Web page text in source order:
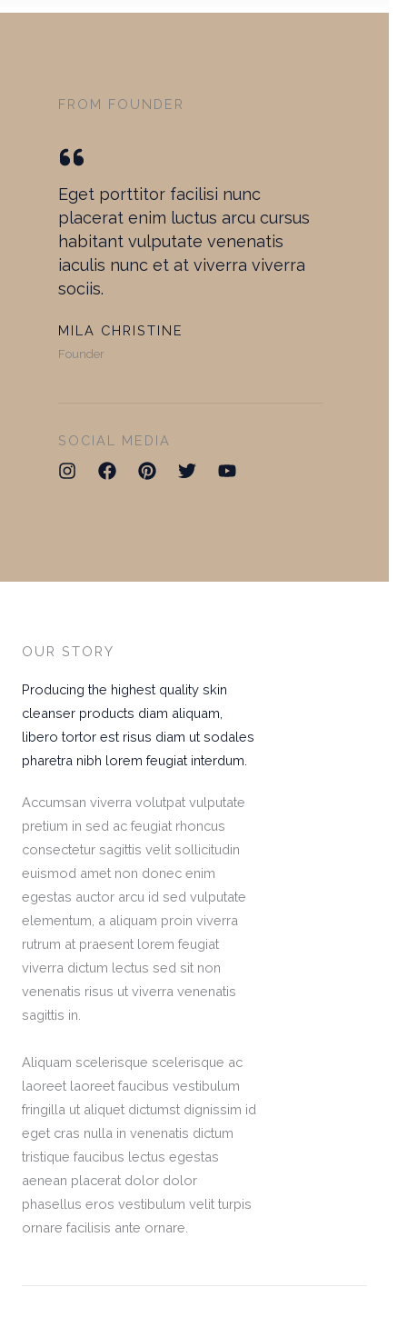
FROM FOUNDER
Eget porttitor facilisi nunc
placerat enim luctus arcu cursus
habitant vulputate venenatis
iaculis nunc et at viverra viverra
sociis.
MILA CHRISTINE
Founder
SOCIAL MEDIA
OUR STORY
Producing the highest quality skin
cleanser products diam aliquam,
libero tortor est risus diam ut sodales
pharetra nibh lorem feugiat interdum.
Accumsan viverra volutpat vulputate
pretium in sed ac feugiat rhoncus
consectetur sagittis velit sollicitudin
euismod amet non donec enim
egestas auctor arcu id sed vulputate
elementum, a aliquam proin viverra
rutrum at praesent lorem feugiat
viverra dictum lectus sed sit non
venenatis risus ut viverra venenatis
sagittis in.
Aliquam scelerisque scelerisque ac
laoreet laoreet faucibus vestibulum
fringilla ut aliquet dictumst dignissim id
eget cras nulla in venenatis dictum
tristique faucibus lectus egestas
aenean placerat dolor dolor
phasellus eros vestibulum velit turpis
ornare facilisis ante ornare.